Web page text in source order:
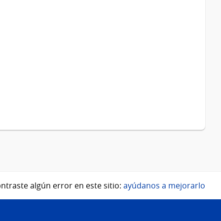
algún error en este sitio: ayúdanos a mejorarlo